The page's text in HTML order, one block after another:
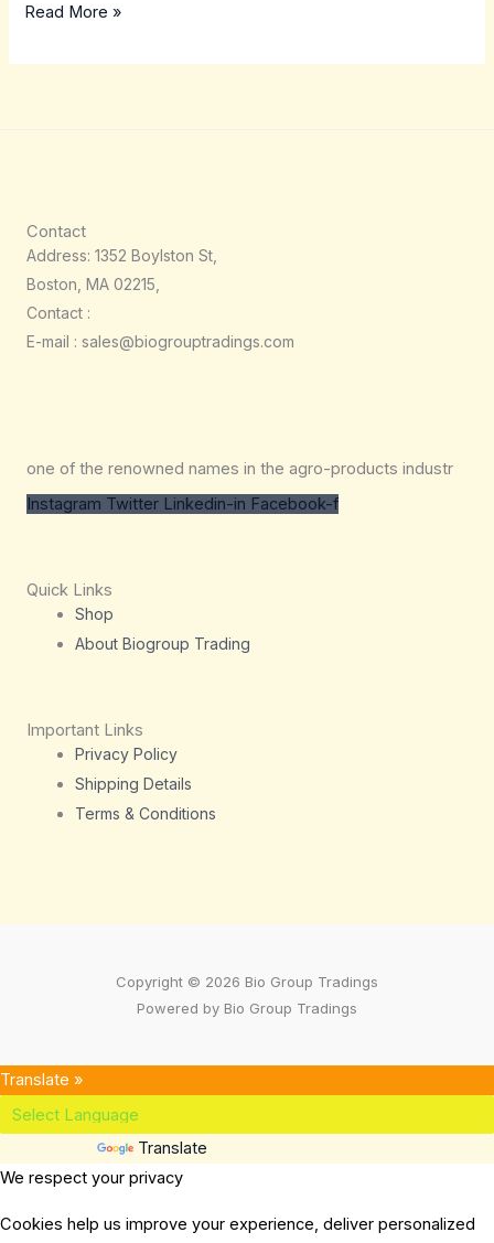
Read More »
Contact
Address: 1352 Boylston St,
Boston, MA 02215,
Contact :
E-mail : sales@biogrouptradings.com
one of the renowned names in the agro-products industr
Instagram Twitter Linkedin-in Facebook-f
Quick Links
Shop
About Biogroup Trading
Important Links
Privacy Policy
Shipping Details
Terms & Conditions
Copyright © 2026 Bio Group Tradings
Powered by Bio Group Tradings
Translate »
Translate
We respect your privacy
Cookies help us improve your experience, deliver personalized